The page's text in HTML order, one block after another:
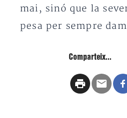
mai, sinó que la
pesa per sempre
Comparteix...